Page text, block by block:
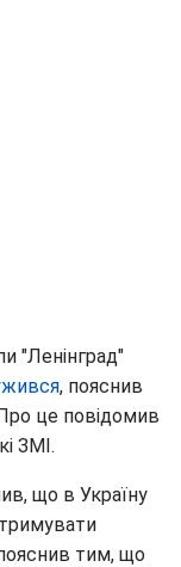
"Ленінград"
, пояснив
це повідомив
ЗМІ.
що в Україну
тим, що